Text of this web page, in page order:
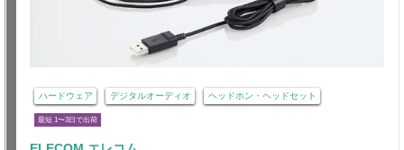
ハードウェア デジタルオーディオ ヘッドホン・ヘッドセット
最短 1〜3日で出荷